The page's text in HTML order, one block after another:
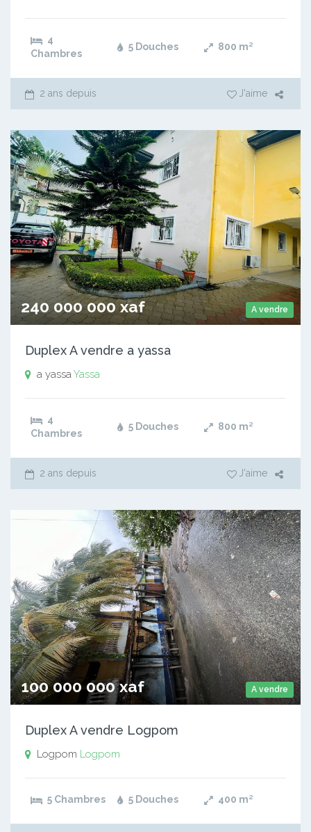
4
Chambres
5 Douches 800 m²
2 ans depuis J'aime
A vendre
240 000 000 xaf
Duplex A vendre a yassa
a yassaYassa
4
Chambres
5 Douches 800 m²
2 ans depuis J'aime
A vendre
100 000 000 xaf
Duplex A vendre Logpom
Logpom Logpom
5 Chambres 5 Douches 400 m²